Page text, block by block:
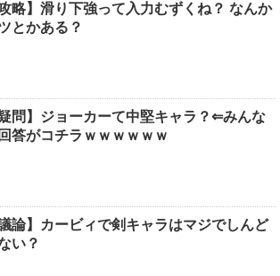
攻略】滑り下強って入力むずくね？ なんか
とかある？
疑問】ジョーカーて中堅キャラ？⇐みんな
答がコチラｗｗｗｗｗｗ
議論】カービィで剣キャラはマジでしんど
い？